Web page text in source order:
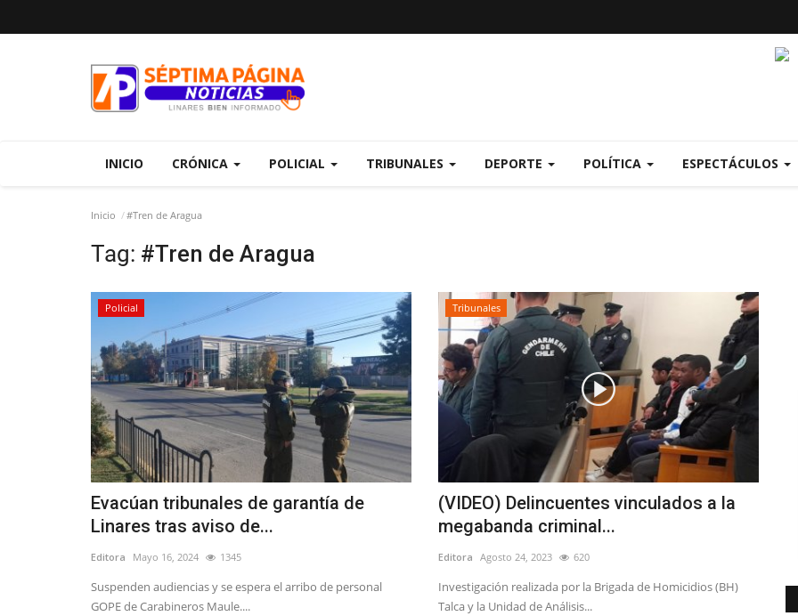
INICIO CRÓNICA POLICIAL TRIBUNALES DEPORTE POLÍTICA ESPECTÁCULOS
Inicio #Tren de Aragua
Tag: #Tren de Aragua
Policial
Evacúan tribunales de garantía de
Linares tras aviso de...
Editora Mayo 16, 2024 1345
Suspenden audiencias y se espera el arribo de personal
GOPE de Carabineros Maule....
Tribunales
(VIDEO) Delincuentes vinculados a la
megabanda criminal...
Editora Agosto 24, 2023 620
Investigación realizada por la Brigada de Homicidios (BH)
Talca y la Unidad de Análisis...